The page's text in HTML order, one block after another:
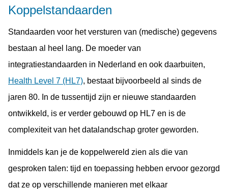
Koppelstandaarden
Standaarden voor het versturen van (medische) gegevens
bestaan al heel lang. De moeder van
integratiestandaarden in Nederland en ook daarbuiten,
Health Level 7 (HL7), bestaat bijvoorbeeld al sinds de
jaren 80. In de tussentijd zijn er nieuwe standaarden
ontwikkeld, is er verder gebouwd op HL7 en is de
complexiteit van het datalandschap groter geworden.
Inmiddels kan je de koppelwereld zien als die van
gesproken talen: tijd en toepassing hebben ervoor gezorgd
dat ze op verschillende manieren met elkaar